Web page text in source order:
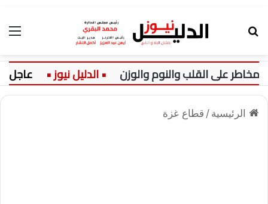
القلب والنوم والوزن عاجل: موعد
الرئيسية / قطاع غزة